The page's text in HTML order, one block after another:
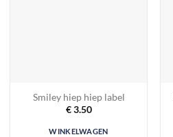
Smiley hiep hiep label
€3.50
WINKELWAGEN